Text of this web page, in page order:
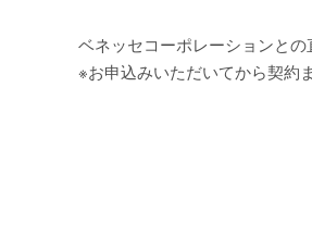
ベネッセコーポレーションとの
※お申込みいただいてから契約